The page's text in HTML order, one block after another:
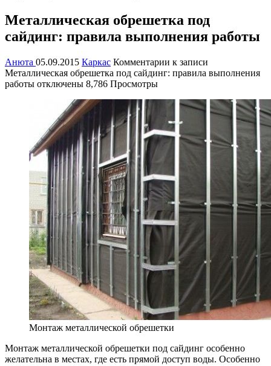
Металлическая обрешетка под
сайдинг: правила выполнения работы
Анюта 05.09.2015 Каркас Комментарии к записи
Металлическая обрешетка под сайдинг: правила выполнения
работы отключены 8,786 Просмотры
Монтаж металлической обрешетки
Монтаж металлической обрешетки под сайдинг особенно
желательна в местах, где есть прямой доступ воды. Особенно